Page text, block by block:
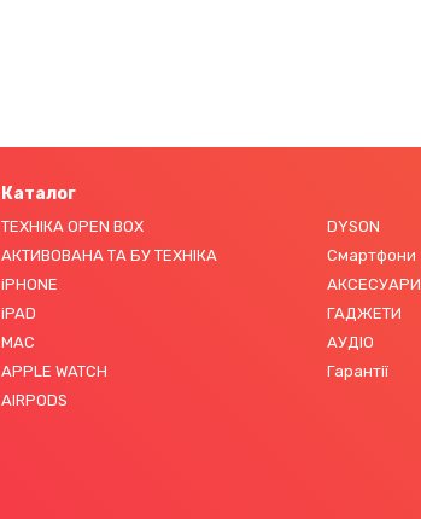
Каталог
ТЕХНІКА OPEN BOX
АКТИВОВАНА ТА БУ ТЕХНІКА
iPHONE
iPAD
MAC
APPLE WATCH
AIRPODS
DYSON
Смартфони
АКСЕСУАРИ
ГАДЖЕТИ
АУДІО
Гарантії